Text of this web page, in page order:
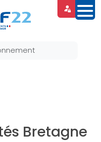
Bretagne